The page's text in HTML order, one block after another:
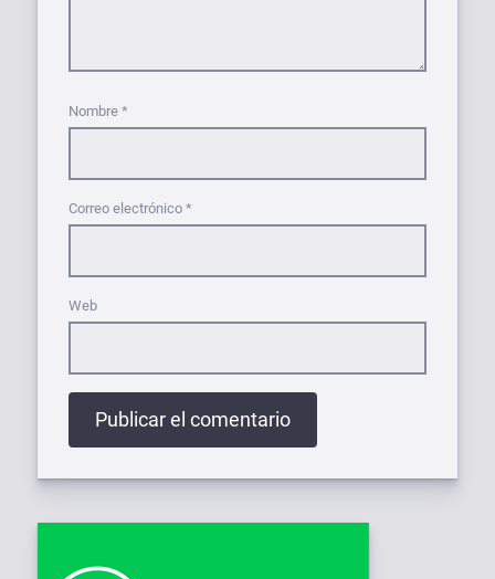
Nombre *
Correo electrónico *
Web